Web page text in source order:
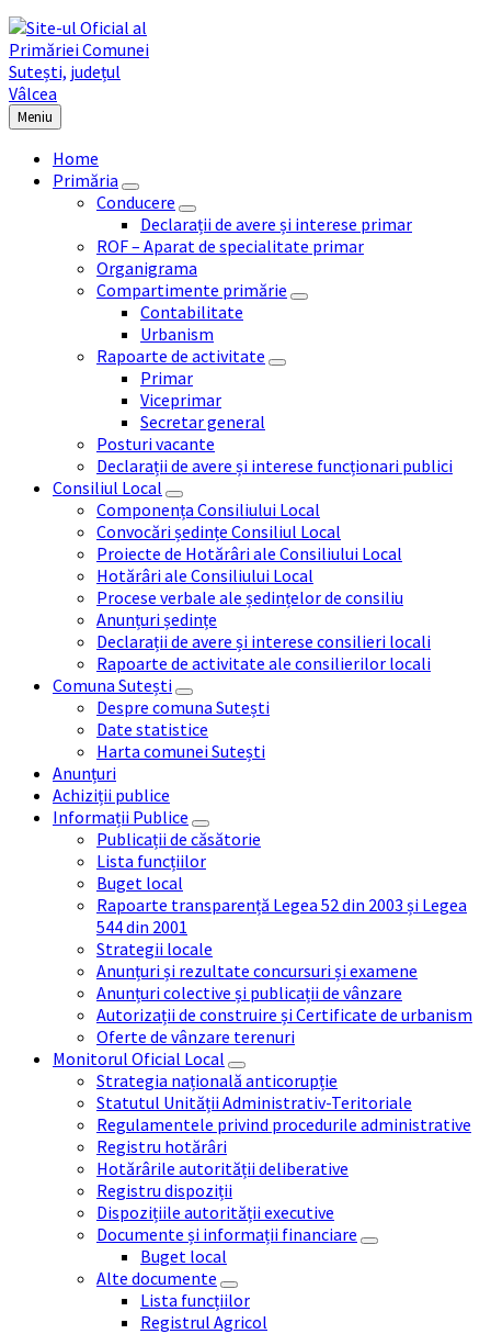
Meniu
Home
Primăria
Conducere
Declarații de avere și interese primar
ROF – Aparat de specialitate primar
Organigrama
Compartimente primărie
Contabilitate
Urbanism
Rapoarte de activitate
Primar
Viceprimar
Secretar general
Posturi vacante
Declarații de avere și interese funcționari publici
Consiliul Local
Componența Consiliului Local
Convocări ședințe Consiliul Local
Proiecte de Hotărâri ale Consiliului Local
Hotărâri ale Consiliului Local
Procese verbale ale ședințelor de consiliu
Anunțuri ședințe
Declarații de avere și interese consilieri locali
Rapoarte de activitate ale consilierilor locali
Comuna Sutești
Despre comuna Sutești
Date statistice
Harta comunei Sutești
Anunțuri
Achiziții publice
Informații Publice
Publicații de căsătorie
Lista funcțiilor
Buget local
Rapoarte transparență Legea 52 din 2003 și Legea
544 din 2001
Strategii locale
Anunțuri și rezultate concursuri și examene
Anunțuri colective și publicații de vânzare
Autorizații de construire și Certificate de urbanism
Oferte de vânzare terenuri
Monitorul Oficial Local
Strategia națională anticorupție
Statutul Unității Administrativ-Teritoriale
Regulamentele privind procedurile administrative
Registru hotărâri
Hotărârile autorității deliberative
Registru dispoziții
Dispozițiile autorității executive
Documente și informații financiare
Buget local
Alte documente
Lista funcțiilor
Registrul Agricol